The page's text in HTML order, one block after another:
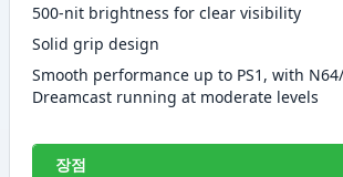
500-nit brightness for clear visibility
Solid grip design
Smooth performance up to PS1, with
Dreamcast running at moderate levels
장점